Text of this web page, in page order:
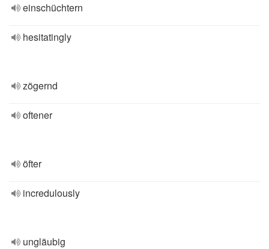
einschüchtern
hesitatingly
zögernd
oftener
öfter
incredulously
ungläubig